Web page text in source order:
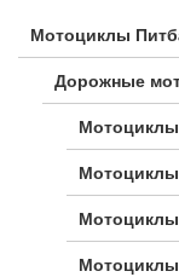
Мотоциклы
Дорожные